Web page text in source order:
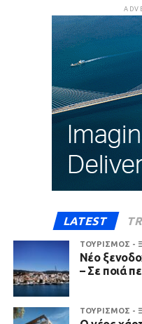
LATEST
ΤΟΥΡΙΣΜΟΣ -
Νέο
– Σε ποιά
ΤΟΥΡΙΣΜΟΣ -